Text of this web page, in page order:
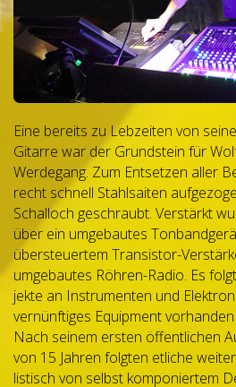
Eine bereits zu Leb­zei­ten von
Gitarre war der Grund­stein für
Wer­de­gang. Zum Ent­set­zen aller
recht schnell Stahl­sai­ten
Schal­loch geschraubt. Ver­stärkt
über ein umge­bau­tes
über­steu­er­tem Tran­sis­tor-
umge­bau­tes Röh­ren-Radio. Es
jekte an Instru­men­ten und
ver­nünf­ti­ges Equip­ment
Nach sei­nem ers­ten öffent­li­chen
von 15 Jah­ren folg­ten etli­che
lis­tisch von selbst kom­po­nier­tem